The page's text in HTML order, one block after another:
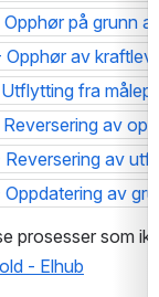
på grunn
av
fra
av
av
av
prosesser som
- Elhub